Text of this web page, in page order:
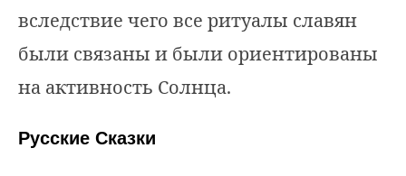
вследствие чего все ритуалы славян
были связаны и были ориентированы
на активность Солнца.
Русские Сказки